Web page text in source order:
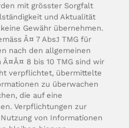
mit grösster Sorgfalt
und Aktualität
Gewähr übernehmen.
Â¤ 7 Abs.1 TMG für
nach den allgemeinen
8 bis 10 TMG sind wir
verpflichtet, übermittelte
zu überwachen
die auf eine
Verpflichtungen zur
von Informationen